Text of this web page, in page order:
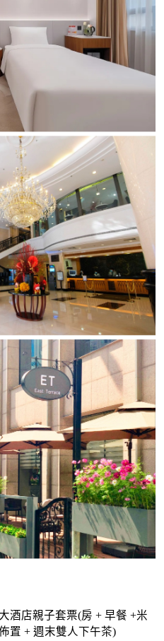
酒店親子套票(房 + 早餐 +米
置 + 週末雙人下午茶)